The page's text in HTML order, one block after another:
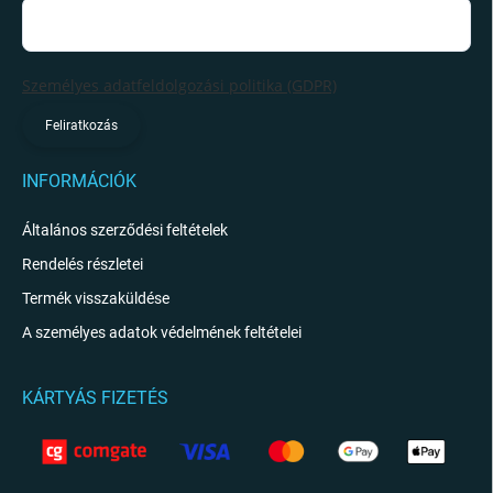
Személyes adatfeldolgozási politika (GDPR)
Feliratkozás
INFORMÁCIÓK
Általános szerződési feltételek
Rendelés részletei
Termék visszaküldése
A személyes adatok védelmének feltételei
KÁRTYÁS FIZETÉS